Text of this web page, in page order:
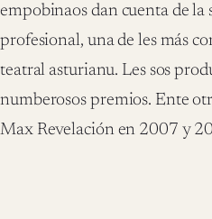
empobinaos dan cuenta de la
profesional, una de les más
teatral asturianu. Les sos
numberosos premios. Ente
Max Revelación en 2007 y